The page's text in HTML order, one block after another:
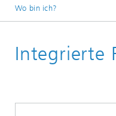
Wo bin ich?
Geschäftsfelder
Integrierte